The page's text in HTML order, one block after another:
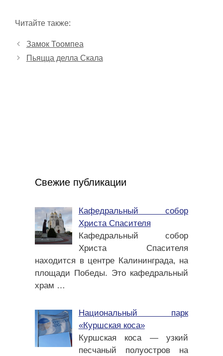
Читайте также:
Замок Тоомпеа
Пьяцца делла Скала
Свежие публикации
Кафедральный собор
Христа Спасителя
Кафедральный собор
Христа Спасителя
находится в центре Калининграда, на
площади Победы. Это кафедральный
храм …
Национальный парк
«Куршская коса»
Куршская коса — узкий
песчаный полуостров на